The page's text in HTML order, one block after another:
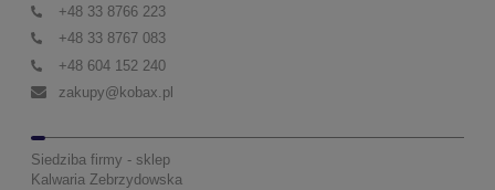
+48 33 8766 223
+48 33 8767 083
+48 604 152 240
zakupy@kobax.pl
Siedziba firmy - sklep
Kalwaria Zebrzydowska